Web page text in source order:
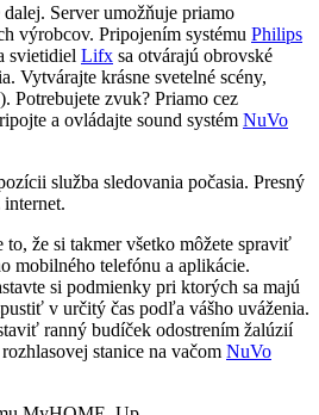
Server umožňuje priamo
výrobcov. Pripojením systému Philips
svietidiel Lifx sa otvárajú obrovské
Vytvárajte krásne svetelné scény,
Potrebujete zvuk? Priamo cez
a ovládajte sound systém NuVo
služba sledovania počasia. Presný
že si takmer všetko môžete spraviť
mobilného telefónu a aplikácie.
si podmienky pri ktorých sa majú
v určitý čas podľa vášho uváženia.
ranný budíček odostrením žalúzií
stanice na vačom NuVo